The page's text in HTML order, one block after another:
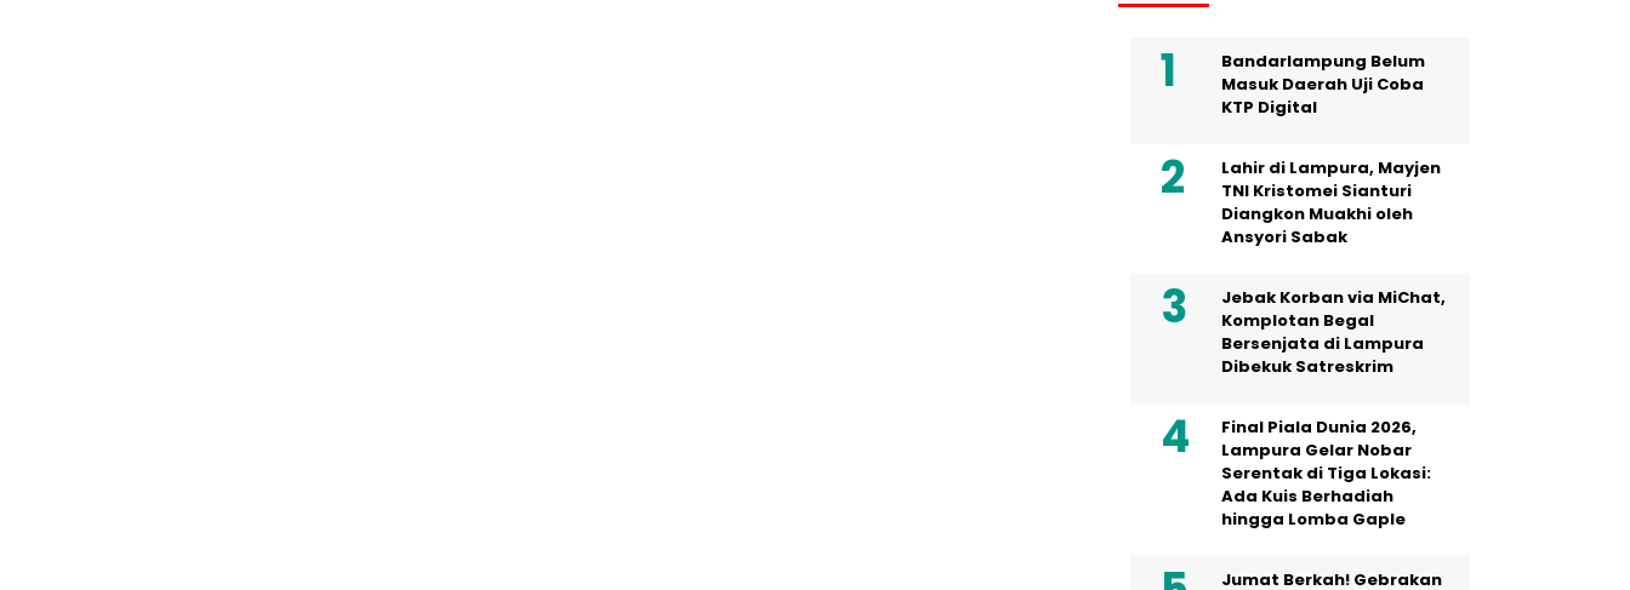
Bandarlampung Belum
Masuk Daerah Uji Coba
KTP Digital
Lahir di Lampura, Mayjen
TNI Kristomei Sianturi
Diangkon Muakhi oleh
Ansyori Sabak
Jebak Korban via MiChat,
Komplotan Begal
Bersenjata di Lampura
Dibekuk Satreskrim
Final Piala Dunia 2026,
Lampura Gelar Nobar
Serentak di Tiga Lokasi:
Ada Kuis Berhadiah
hingga Lomba Gaple
Jumat Berkah! Gebrakan